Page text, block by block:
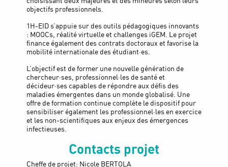
objectifs professionnels.
1H-EID s’appuie sur des outils pédagogiques innovants
: MOOCs, réalité virtuelle et challenges iGEM. Le projet
finance également des contrats doctoraux et favorise la
mobilité internationale des étudiant·es.
L’objectif est de former une nouvelle génération de
chercheur·ses, professionnel·les de santé et
décideur·ses capables de répondre aux défis des
maladies émergentes dans un monde globalisé. Une
offre de formation continue complète le dispositif pour
sensibiliser également les professionnel·les en exercice
et les non-scientifiques aux enjeux des émergences
infectieuses.
Contacts projet
Cheffe de projet: Nicole BERTOLA